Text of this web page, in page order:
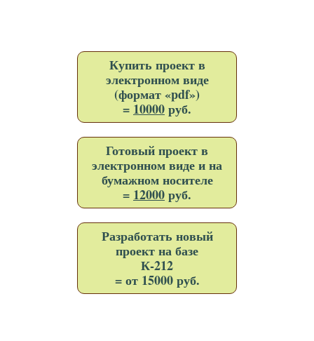
Купить проект в
электронном виде
(формат «pdf»)
= 10000руб.
Готовый проект в
электронном виде и на
бумажном носителе
= 12000руб.
Разработать новый
проект на базе
К-212
= от 15000 руб.